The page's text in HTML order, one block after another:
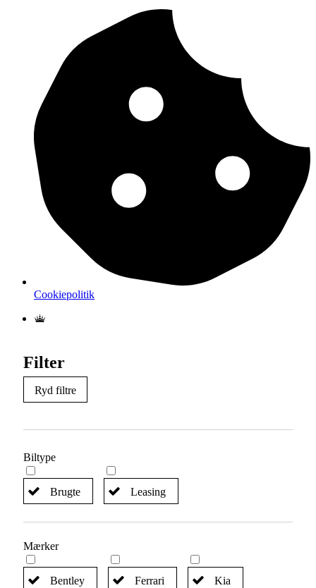
Cookiepolitik
Filter
Ryd filtre
Biltype
Brugte Leasing
Mærker
Bentley Ferrari Kia